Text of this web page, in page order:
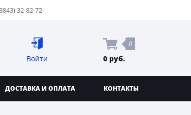
32-82-72
Войти
0
0 руб.
ДОСТАВКА И ОПЛАТА КОНТАКТЫ